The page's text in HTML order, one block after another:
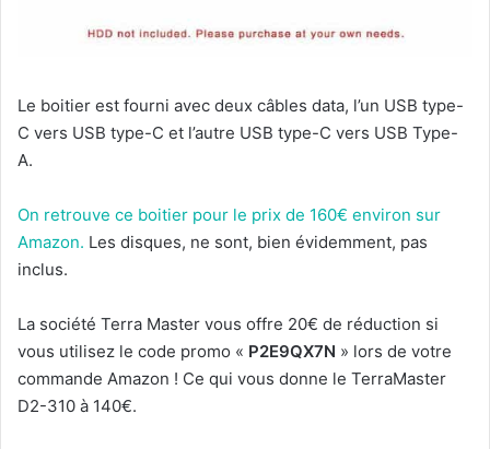
Le boitier est fourni avec deux câbles data, l’un USB type-
C vers USB type-C et l’autre USB type-C vers USB Type-
A.
On retrouve ce boitier pour le prix de 160€ environ sur
Amazon. Les disques, ne sont, bien évidemment, pas
inclus.
La société Terra Master vous offre 20€ de réduction si
vous utilisez le code promo « P2E9QX7N » lors de votre
commande Amazon ! Ce qui vous donne le TerraMaster
D2-310 à 140€.